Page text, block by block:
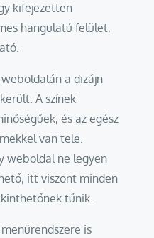
kifejezetten
hangulatú felület,
a dizájn
A színek
és az egész
van tele.
weboldal ne legyen
itt viszont minden
tűnik.
is